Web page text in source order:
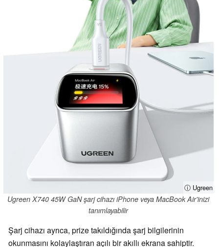
ⓘ Ugreen
Ugreen X740 45W GaN şarj cihazı iPhone veya MacBook Air'inizi
tanımlayabilir
Şarj cihazı ayrıca, prize takıldığında şarj bilgilerinin
okunmasını kolaylaştıran açılı bir akıllı ekrana sahiptir.